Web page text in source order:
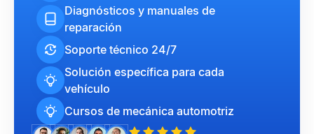
Diagnósticos y manuales de
reparación
Soporte técnico 24/7
Solución específica para cada
vehículo
Cursos de mecánica automotriz